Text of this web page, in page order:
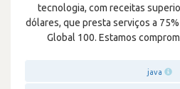
tecnologia, com receitas
dólares, que presta serviços a
Global 100. Estamos
java